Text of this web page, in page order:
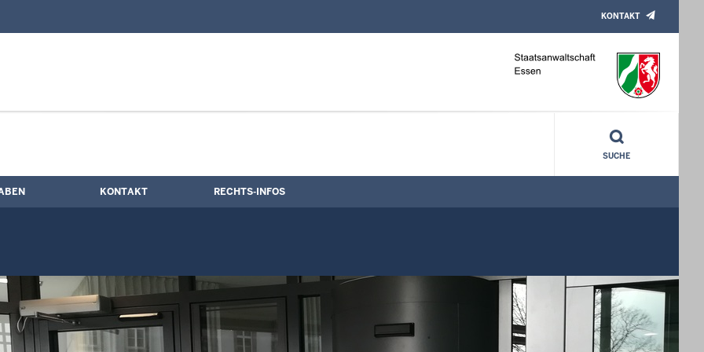
Kontaktformular
KONTAKT
SUCHE
KONTAKT RECHTS-INFOS